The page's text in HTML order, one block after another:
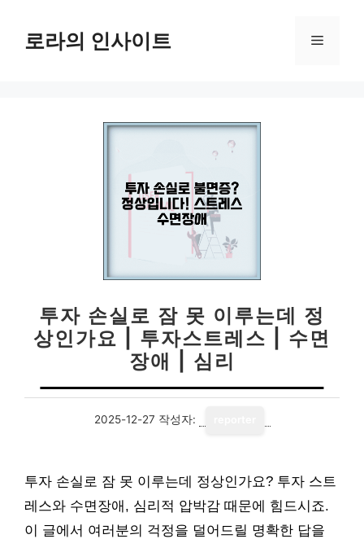
로라의 인사이트 메
투자 손실로 잠 못 이루는데 정
상인가요 | 투자스트레스 | 수면
장애 | 심리
2025-12-27 작성자:
투자 손실로 잠 못 이루는데 정상인가요? 투자 스트
레스와 수면장애, 심리적 압박감 때문에 힘드시죠.
이 글에서 여러분의 걱정을 덜어드릴 명확한 답을